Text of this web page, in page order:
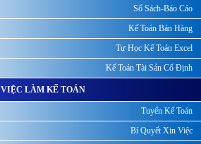
Sổ Sách-Báo Cáo
Kế Toán Bán Hàng
Tự Học Kế Toán Excel
Kế Toán Tài Sản Cố Định
VIỆC LÀM KẾ TOÁN
Tuyển Kế Toán
Bí Quyết Xin Việc